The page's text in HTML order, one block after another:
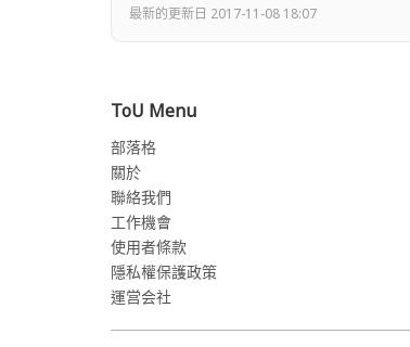
最新的更新日 2017-11-08 18:07
ToU Menu
部落格
關於
聯絡我們
工作機會
使用者條款
隱私權保護政策
運営会社